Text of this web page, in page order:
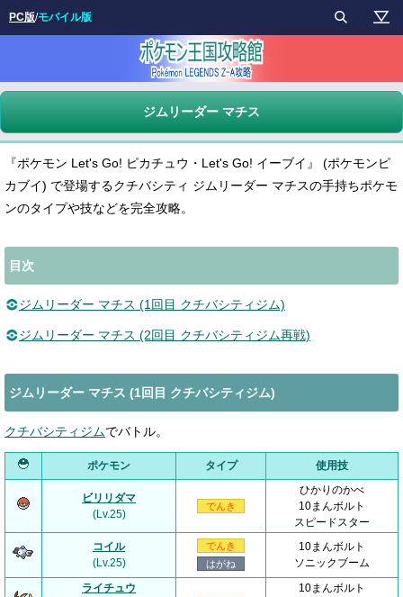
ジムリーダー マチス
『ポケモン Let's Go! ピカチュウ・Let's Go! イーブイ』 (ポケモンピ
カブイ) で登場するクチバシティ ジムリーダー マチスの手持ちポケモ
ンのタイプや技などを完全攻略。
目次
ジムリーダー マチス (1回目 クチバシティジム)
ジムリーダー マチス (2回目 クチバシティジム再戦)
ジムリーダー マチス (1回目 クチバシティジム)
クチバシティジムでバトル。
ポケモン タイプ 使用技
ビリリダマ
(Lv.25)
でんき
ひかりのかべ
10まんボルト
スピードスター
コイル
(Lv.25)
でんき
はがね
10まんボルト
ソニックブーム
ライチュウ
10まんボルト
PC版/モバイル版